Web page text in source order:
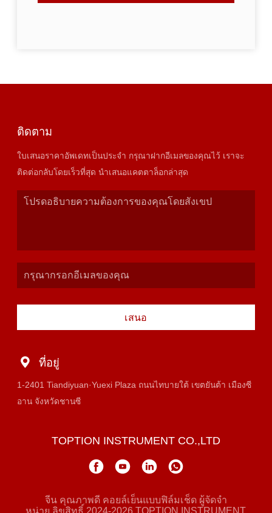
ติดตาม
ใบเสนอราคาอัพเดทเป็นประจำ กรุณาฝากอีเมลของคุณไว้ เราจะ
ติดต่อกลับโดยเร็วที่สุด นำเสนอแคตตาล็อกล่าสุด
เสนอ
ที่อยู่
1-2401 Tiandiyuan·Yuexi Plaza ถนนไทบายใต้ เขตยันต้า เมืองซี
อาน จังหวัดชานซี
TOPTION INSTRUMENT CO.,LTD
จีน คุณภาพดี คอยล์เย็นแบบฟิล์มเช็ด ผู้จัดจํา
หน่าย.ลิขสิทธิ์ 2024-2026 TOPTION INSTRUMENT